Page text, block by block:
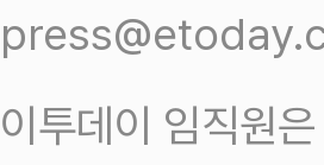
이투데이 임직원